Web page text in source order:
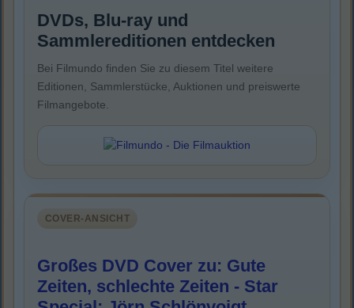
DVDs, Blu-ray und
Sammlereditionen entdecken
Bei Filmundo finden Sie zu diesem Titel weitere
Editionen, Sammlerstücke, Auktionen und preiswerte
Filmangebote.
COVER-ANSICHT
Großes DVD Cover zu: Gute
Zeiten, schlechte Zeiten - Star